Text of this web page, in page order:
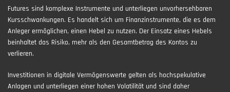
Futures sind komplexe Instrumente und unterliegen unvorhersehbaren
Kursschwankungen. Es handelt sich um Finanzinstrumente, die es dem
Anleger ermöglichen, einen Hebel zu nutzen. Der Einsatz eines Hebels
beinhaltet das Risiko, mehr als den Gesamtbetrag des Kontos zu
verlieren.
Investitionen in digitale Vermögenswerte gelten als hochspekulative
Anlagen und unterliegen einer hohen Volatilität und sind daher